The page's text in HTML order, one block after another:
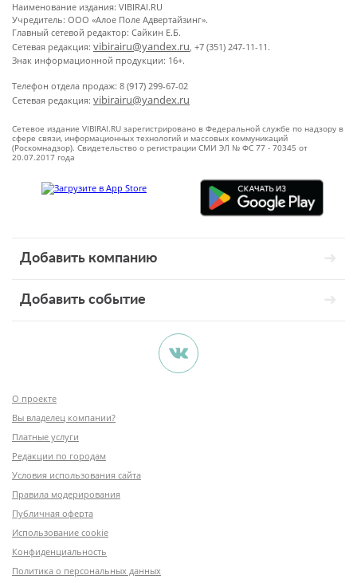
Наименование издания: VIBIRAI.RU
Учредитель: ООО «Алое Поле Адвертайзинг».
Главный сетевой редактор: Сайкин Е.Б.
Сетевая редакция: vibirairu@yandex.ru, +7 (351) 247-11-11.
Знак информационной продукции: 16+.
Телефон отдела продаж: 8 (917) 299-67-02
Сетевая редакция: vibirairu@yandex.ru
Сетевое издание VIBIRAI.RU зарегистрировано в Федеральной службе по надзору в
сфере связи, информационных технологий и массовых коммуникаций
(Роскомнадзор). Свидетельство о регистрации СМИ ЭЛ № ФС 77 - 70345 от
20.07.2017 года
Добавить компанию
Добавить событие
О проекте
Вы владелец компании?
Платные услуги
Редакции по городам
Условия использования сайта
Правила модерирования
Публичная оферта
Использование cookie
Конфиденциальность
Политика о персональных данных